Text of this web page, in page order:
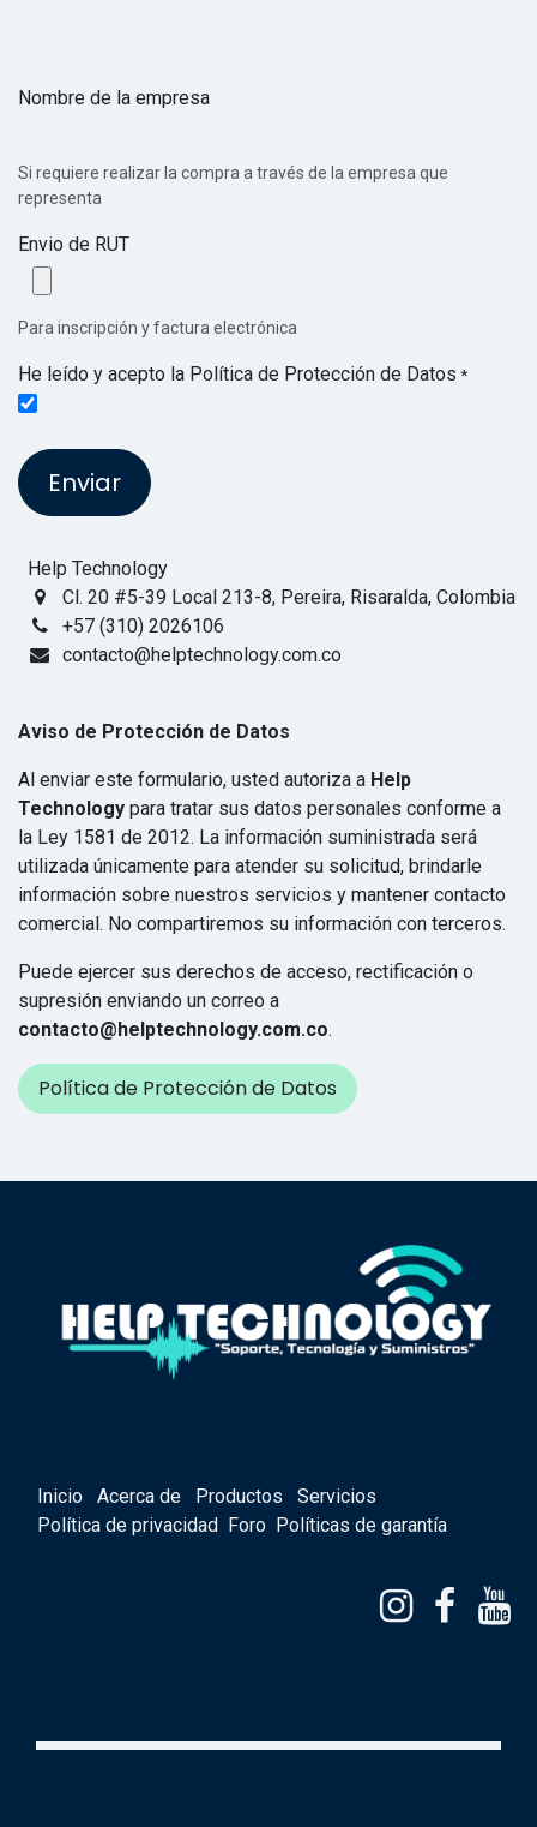
Nombre de la empresa
Si requiere realizar la compra a través de la empresa que
representa
Envio de RUT
Para inscripción y factura electrónica
He leído y acepto la Política de Protección de Datos *
Enviar
Help Technology
Cl. 20 #5-39 Local 213-8, Pereira, Risaralda, Colombia
+57 (310) 2026106
contacto@helptechnology.com.co
Aviso de Protección de Datos
Al enviar este formulario, usted autoriza a Help
Technology para tratar sus datos personales conforme a
la Ley 1581 de 2012. La información suministrada será
utilizada únicamente para atender su solicitud, brindarle
información sobre nuestros servicios y mantener contacto
comercial. No compartiremos su información con terceros.
Puede ejercer sus derechos de acceso, rectificación o
supresión enviando un correo a
contacto@helptechnology.com.co.
Política de Protección de Datos
Inicio Acerca de Productos
Servicios
Política de privacidad Foro Políticas de garantía